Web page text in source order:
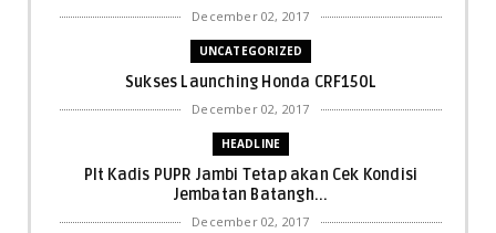
December 02, 2017
UNCATEGORIZED
Sukses Launching Honda CRF150L
December 02, 2017
HEADLINE
Plt Kadis PUPR Jambi Tetap akan Cek Kondisi
Jembatan Batangh...
December 02, 2017